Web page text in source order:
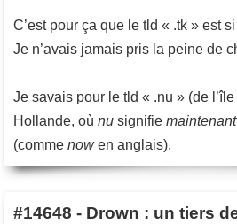
C’est pour ça que le tld « .tk » est
Je n’avais jamais pris la peine de
Je savais pour le tld « .nu » (de
Hollande, où nu signifie maintenant
(comme nowen anglais).
#14648 - Drown : un tiers